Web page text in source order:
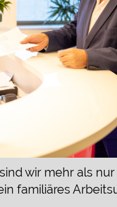
sind wir mehr als
familiäres